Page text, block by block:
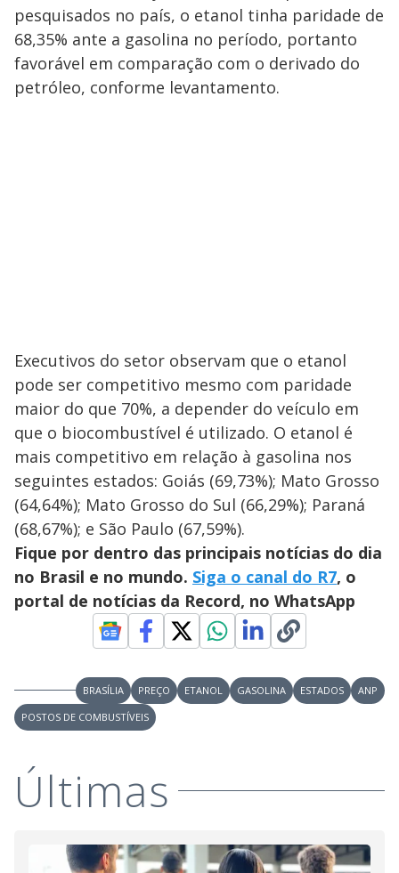
y
V
s
u
d
pesquisados no país, o etanol tinha paridade de
68,35% ante a gasolina no período, portanto
favorável em comparação com o derivado do
petróleo, conforme levantamento.
Executivos do setor observam que o etanol
pode ser competitivo mesmo com paridade
maior do que 70%, a depender do veículo em
que o biocombustível é utilizado. O etanol é
mais competitivo em relação à gasolina nos
seguintes estados: Goiás (69,73%); Mato Grosso
(64,64%); Mato Grosso do Sul (66,29%); Paraná
(68,67%); e São Paulo (67,59%).
Fique por dentro das principais notícias do dia
no Brasil e no mundo. Siga o canal do R7, o
portal de notícias da Record, no WhatsApp
BRASÍLIA PREÇO ETANOL GASOLINA ESTADOS
ANP
POSTOS DE COMBUSTÍVEIS
Últimas